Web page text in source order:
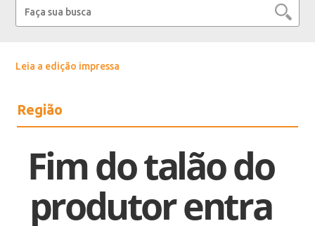
Leia a edição impressa
Região
Fim do talão do
produtor entra